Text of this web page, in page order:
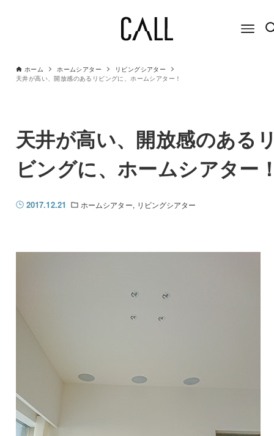
ホーム ホームシアター
リビングシアター
天井が高い、開放感のあるリビングに、ホームシアター！
天井が高い、開放感のある
ビングに、ホームシアター
2017.12.21 ホームシアター リビングシアター